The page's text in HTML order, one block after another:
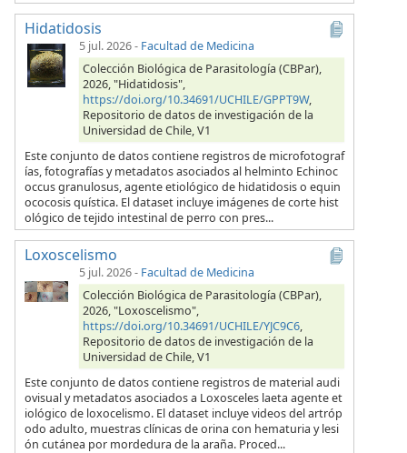
Hidatidosis
5 jul. 2026- Facultad de Medicina
Colección Biológica de Parasitología (CBPar),
2026, "Hidatidosis",
https://doi.org/10.34691/UCHILE/GPPT9W,
Repositorio de datos de investigación de la
Universidad de Chile, V1
Este conjunto de datos contiene registros de microfotograf
ías, fotografías y metadatos asociados al helminto Echinoc
occus granulosus, agente etiológico de hidatidosis o equin
ococosis quística. El dataset incluye imágenes de corte hist
ológico de tejido intestinal de perro con pres...
Loxoscelismo
5 jul. 2026- Facultad de Medicina
Colección Biológica de Parasitología (CBPar),
2026, "Loxoscelismo",
https://doi.org/10.34691/UCHILE/YJC9C6,
Repositorio de datos de investigación de la
Universidad de Chile, V1
Este conjunto de datos contiene registros de material audi
ovisual y metadatos asociados a Loxosceles laeta agente et
iológico de loxocelismo. El dataset incluye videos del artróp
odo adulto, muestras clínicas de orina con hematuria y lesi
ón cutánea por mordedura de la araña. Proced...